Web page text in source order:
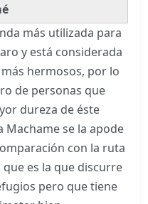
más utilizada para
y está considerada
hermosos, por lo
de personas que
dureza de éste
se la apode
con la ruta
que es la que discurre
pero que tiene